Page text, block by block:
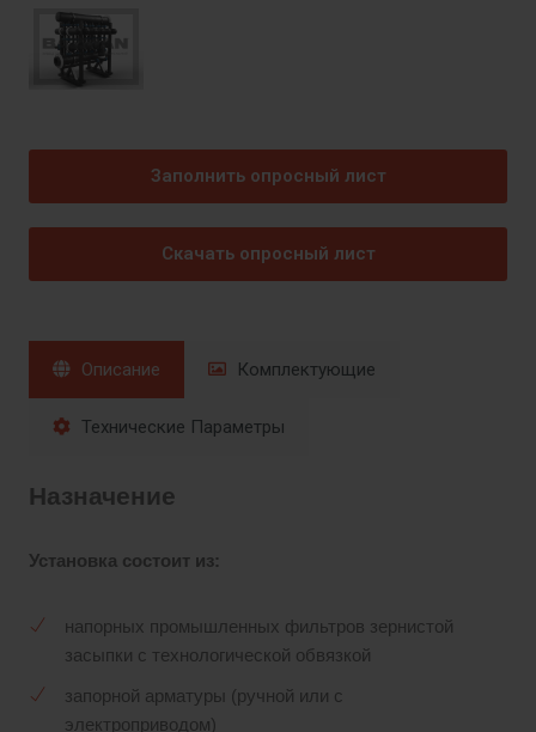
Заполнить опросный лист
Скачать опросный лист
Описание Комплектующие
Технические Параметры
Назначение
Установка состоит из:
напорных промышленных фильтров зернистой
засыпки с технологической обвязкой
запорной арматуры (ручной или с
электроприводом)